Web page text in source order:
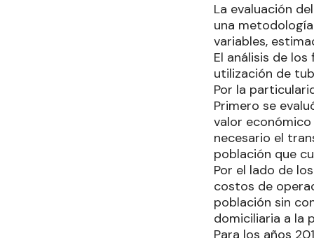
La evaluación
una
variables,
El análisis de
utilización de
Por la
Primero se
valor
necesario el
población que
Por el lado de
costos de
población sin
domiciliaria a la
Para los años